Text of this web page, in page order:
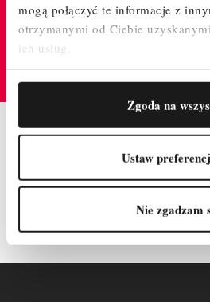
mogą połączyć te informacje z
otrzymanymi od Ciebie
ich usług.
Zgoda na
Ustaw
Nie zgadzam
Odpowiemy